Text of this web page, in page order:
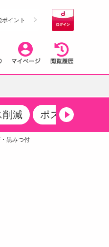
イント
削減 ポストにお届け
黒みつ付